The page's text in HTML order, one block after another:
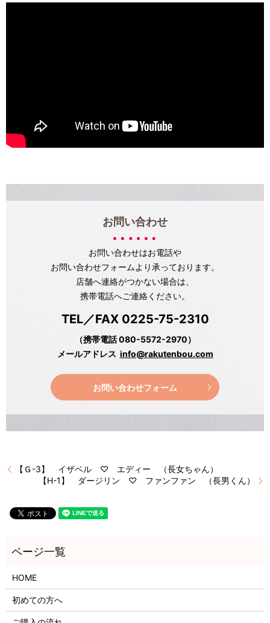
お問い合わせ
お問い合わせはお電話や
お問い合わせフォームより承っております。
店舗へ連絡がつかない場合は、
携帯電話へご連絡ください。
TEL／FAX 0225-75-2310
（携帯電話 080-5572-2970）
メールアドレス info@rakutenbou.com
お問い合わせフォーム
【Ｇ-3】 イザベル ♡ エディー （長女ちゃん）
【H-1】 ダージリン ♡ ファンファン （長男くん）
HOME
初めての方へ